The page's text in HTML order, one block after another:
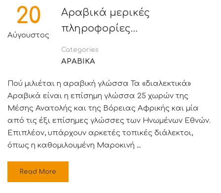
20
Αύγουστος
Αραβικά μερικές
πληροφορίες…
Categories
ΑΡΑΒΙΚΑ
Πού μιλιέται η αραβική γλώσσα Τα «διαλεκτικά»
Αραβικά είναι η επίσημη γλώσσα 25 χωρών της
Μέσης Ανατολής και της Βόρειας Αφρικής και μία
από τις έξι επίσημες γλώσσες των Ηνωμένων Εθνών.
Επιπλέον, υπάρχουν αρκετές τοπικές διάλεκτοι,
όπως η καθομιλουμένη Μαροκινή …
Read More